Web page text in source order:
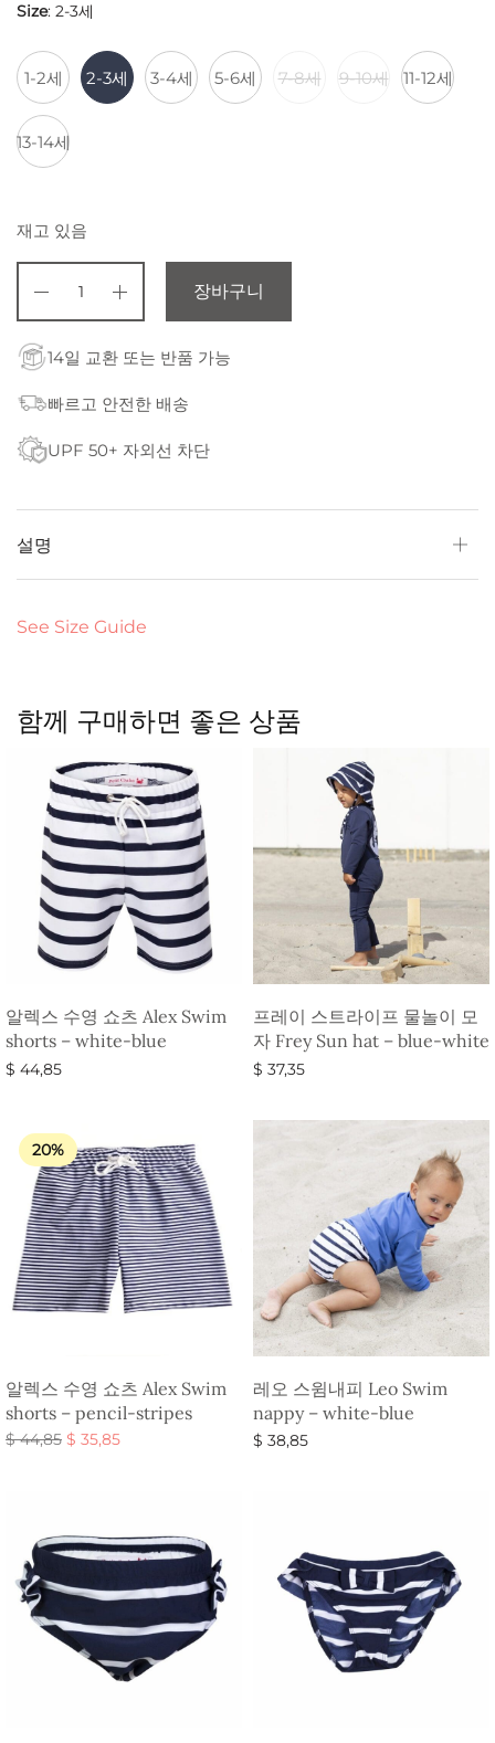
Size: 2-3세
1-2세 2-3세 3-4세 5-6세 7-8세 9-10세 11-12세
13-14세
재고 있음
장바구니
14일 교환 또는 반품 가능
빠르고 안전한 배송
UPF 50+ 자외선 차단
설명
See Size Guide
함께 구매하면 좋은 상품
알렉스 수영 쇼츠 Alex Swim
shorts – white-blue
$ 44,85
프레이 스트라이프 물놀이 모
자 Frey Sun hat – blue-white
$ 37,35
20%
알렉스 수영 쇼츠 Alex Swim
shorts – pencil-stripes
$44,85 원래 가
$ 35,85현재 가
레오 스윔내피 Leo Swim
nappy – white-blue
$ 38,85